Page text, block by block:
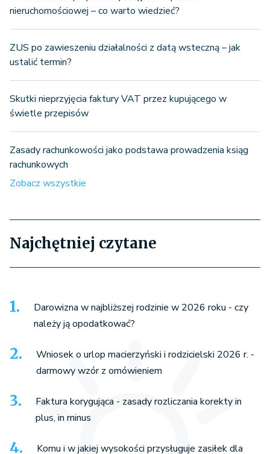
nieruchomościowej – co warto wiedzieć?
ZUS po zawieszeniu działalności z datą wsteczną – jak
ustalić termin?
Skutki nieprzyjęcia faktury VAT przez kupującego w
świetle przepisów
Zasady rachunkowości jako podstawa prowadzenia ksiąg
rachunkowych
Zobacz wszystkie
Najchętniej czytane
Darowizna w najbliższej rodzinie w 2026 roku - czy
należy ją opodatkować?
Wniosek o urlop macierzyński i rodzicielski 2026 r. -
darmowy wzór z omówieniem
Faktura korygująca - zasady rozliczania korekty in
plus, in minus
Komu i w jakiej wysokości przysługuje zasiłek dla